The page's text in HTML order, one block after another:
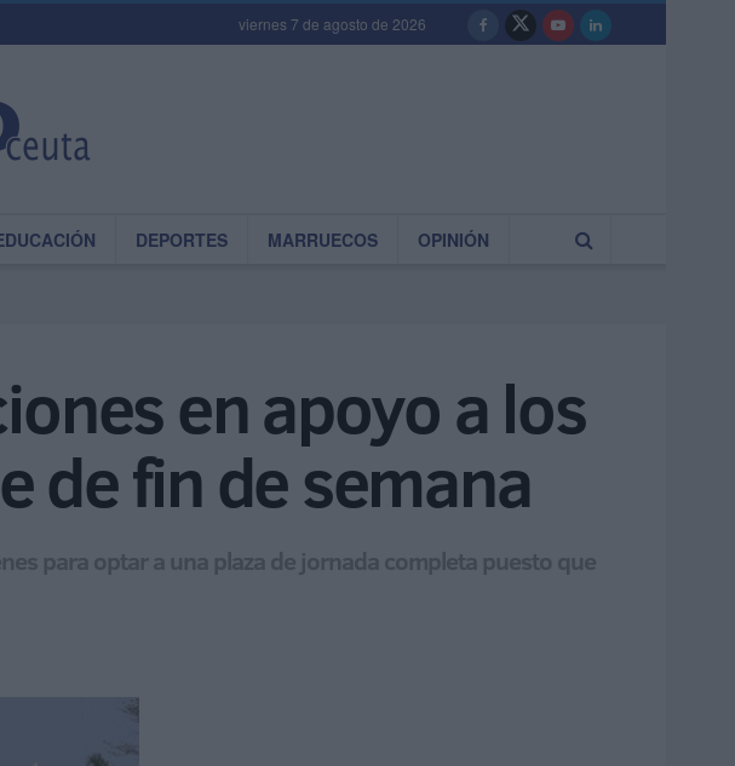
viernes 7 de agosto de 2026
DEPORTES MARRUECOS OPINIÓN
en apoyo a los
de fin de semana
para optar a una plaza de jornada completa puesto que